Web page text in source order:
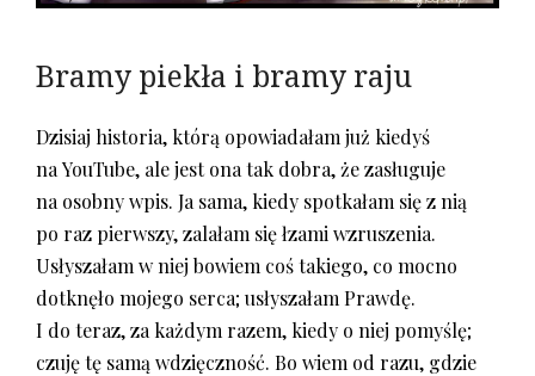
Bramy piekła i bramy raju
Dzisiaj historia, którą opowiadałam już kiedyś
na YouTube, ale jest ona tak dobra, że zasługuje
na osobny wpis. Ja sama, kiedy spotkałam się z nią
po raz pierwszy, zalałam się łzami wzruszenia.
Usłyszałam w niej bowiem coś takiego, co mocno
dotknęło mojego serca; usłyszałam Prawdę.
I do teraz, za każdym razem, kiedy o niej pomyślę;
czuję tę samą wdzięczność. Bo wiem od razu, gdzie